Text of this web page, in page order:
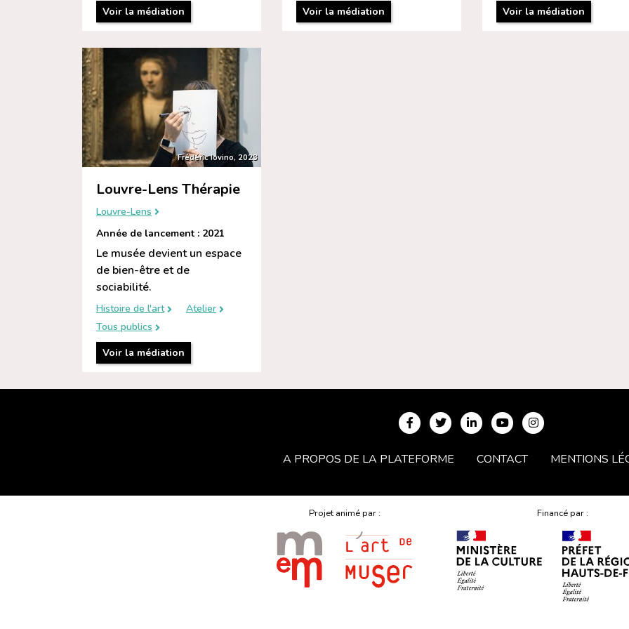
Voir la médiation Voir la médiation
Voir la médiation
Frédéric Iovino, 2023
Louvre-Lens Thérapie
Louvre-Lens
Année de lancement : 2021
Le musée devient un espace
de bien-être et de
sociabilité.
Histoire de l'art
Atelier
Tous publics
Voir la médiation
A PROPOS DE LA PLATEFORME CONTACT MENTIONS
Projet animé par : Financé par :